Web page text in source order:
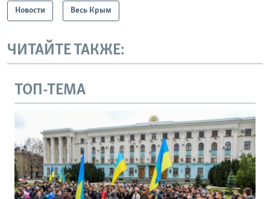
Новости Весь Крым
ЧИТАЙТЕ ТАКЖЕ:
ТОП-ТЕМА